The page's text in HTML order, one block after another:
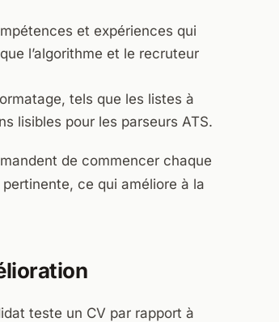
et expériences qui
l’algorithme et le recruteur
tels que les listes à
lisibles pour les parseurs ATS.
de commencer chaque
ce qui améliore à la
teste un CV par rapport à